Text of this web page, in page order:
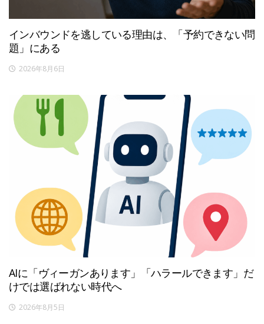
インバウンドを逃している理由は、「予約できない問
題」にある
2026年8月6日
AIに「ヴィーガンあります」「ハラールできます」だ
けでは選ばれない時代へ
2026年8月5日